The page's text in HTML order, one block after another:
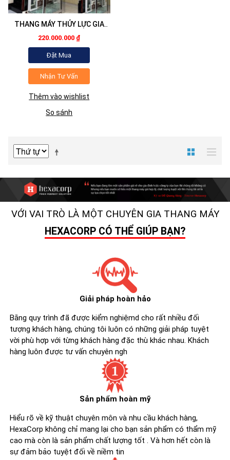
THANG MÁY THỦY LỰC GIA
ĐÌNH MINI
220.000.000 ₫
Đặt Mua
Nhận Tư Vấn
Thêm vào wishlist
So sánh
VỚI VAI TRÒ LÀ MỘT CHUYÊN GIA THANG MÁY
HEXACORP CÓ THỂ GIÚP BẠN?
Giải pháp hoàn hảo
Bằng quy trình đã được kiểm nghiệmd cho rất nhiều đối
tượng khách hàng, chúng tôi luôn có những giải pháp tuyệt
vời phù hợp với từng khách hàng đặc thù khác nhau. Khách
hàng luôn được tư vấn chuyên ngh
Sản phẩm hoàn mỹ
Hiểu rõ về kỹ thuật chuyên môn và nhu cầu khách hàng,
HexaCorp không chỉ mang lại cho bạn sản phẩm có thẩm mỹ
cao mà còn là sản phẩm chất lượng tốt . Và hơn hết còn là
sự đảm bảo tuyệt đối về niềm tin